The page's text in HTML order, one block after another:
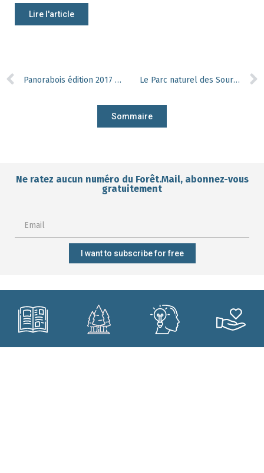
Lire l'article
Panorabois édition 2017 & Baromètre économique 2e semestre 2017 Le Parc naturel des Sources, le premier parc sous partenariat public privé en Wallonie
Sommaire
Ne ratez aucun numéro du Forêt.Mail, abonnez-vous
gratuitement
I want to subscribe for free